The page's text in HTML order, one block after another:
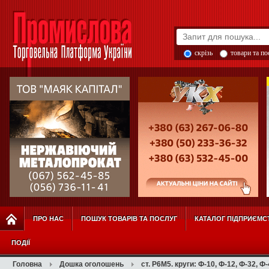
скрізь товари та
ПРО НАС ПОШУК ТОВАРІВ ТА ПОСЛУГ КАТАЛОГ
ПОДІЇ
Головна Дошка оголошень ст. Р6М5. круги: Ф-10, Ф-12, Ф-32, Ф-